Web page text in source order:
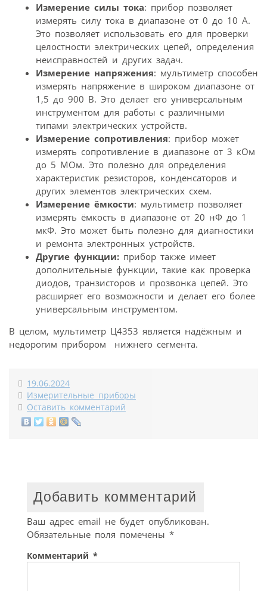
Измерение силы тока: прибор позволяет
измерять силу тока в диапазоне от 0 до 10 А.
Это позволяет использовать его для проверки
целостности электрических цепей, определения
неисправностей и других задач.
Измерение напряжения: мультиметр способен
измерять напряжение в широком диапазоне от
1,5 до 900 В. Это делает его универсальным
инструментом для работы с различными
типами электрических устройств.
Измерение сопротивления: прибор может
измерять сопротивление в диапазоне от 3 кОм
до 5 МОм. Это полезно для определения
характеристик резисторов, конденсаторов и
других элементов электрических схем.
Измерение ёмкости: мультиметр позволяет
измерять ёмкость в диапазоне от 20 нФ до 1
мкФ. Это может быть полезно для диагностики
и ремонта электронных устройств.
Другие функции: прибор также имеет
дополнительные функции, такие как проверка
диодов, транзисторов и прозвонка цепей. Это
расширяет его возможности и делает его более
универсальным инструментом.
В целом, мультиметр Ц4353 является надёжным и
недорогим прибором нижнего сегмента.
19.06.2024
Измерительные приборы
Оставить комментарий
Добавить комментарий
Ваш адрес email не будет опубликован.
Обязательные поля помечены *
Комментарий *